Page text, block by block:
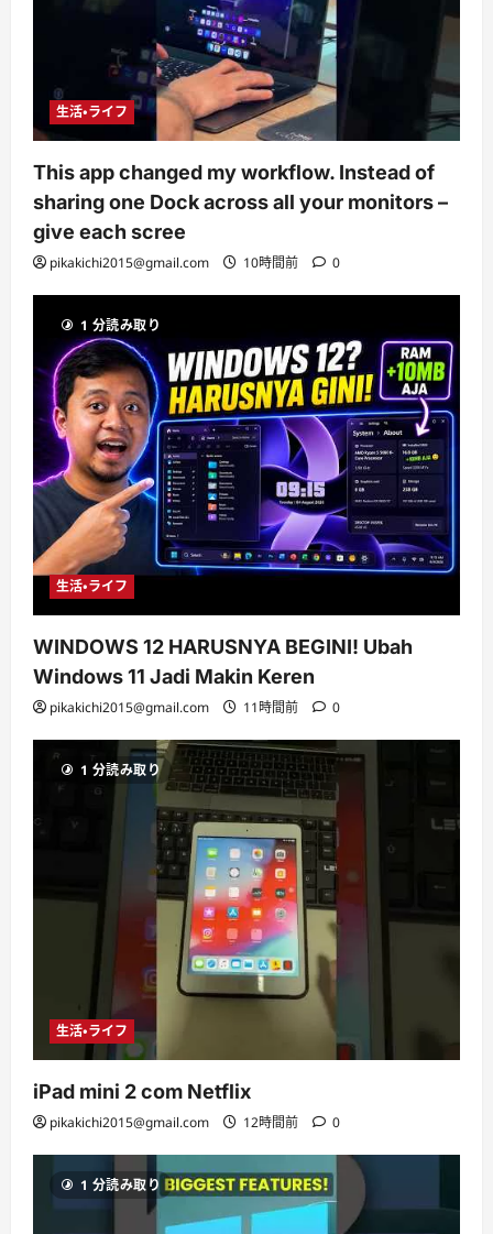
生活・ライフ
This app changed my workflow. Instead of
sharing one Dock across all your monitors –
give each scree
pikakichi2015@gmail.com 10時間前 0
1 分読み取り
生活・ライフ
WINDOWS 12 HARUSNYA BEGINI! Ubah
Windows 11 Jadi Makin Keren
pikakichi2015@gmail.com 11時間前 0
1 分読み取り
生活・ライフ
iPad mini 2 com Netflix
pikakichi2015@gmail.com 12時間前 0
1 分読み取り